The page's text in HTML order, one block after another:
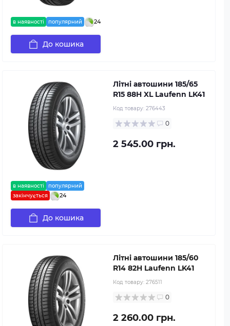
в наявності популярний 24
До кошика
в наявності
популярний
закінчується
24
Літні автошини 185/65
R15 88H XL Laufenn LK41
Код товару: 276443
0
2 545.00 грн.
До кошика
Літні автошини 185/60
R14 82H Laufenn LK41
Код товару: 276511
0
2 260.00 грн.